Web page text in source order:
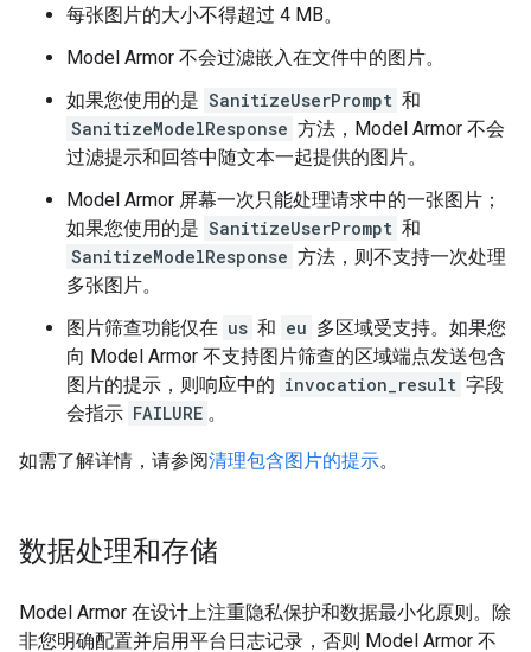
每张图片的大小不得超过 4 MB。
Model Armor 不会过滤嵌入在文件中的图片。
如果您使用的是 SanitizeUserPrompt 和
SanitizeModelResponse 方法，Model Armor 不会
过滤提示和回答中随文本一起提供的图片。
Model Armor 屏幕一次只能处理请求中的一张图片；
如果您使用的是 SanitizeUserPrompt 和
SanitizeModelResponse 方法，则不支持一次处理
多张图片。
图片筛查功能仅在 us 和 eu 多区域受支持。如果您
向 Model Armor 不支持图片筛查的区域端点发送包含
图片的提示，则响应中的 invocation_result 字段
会指示 FAILURE 。
如需了解详情，请参阅清理包含图片的提示。
数据处理和存储
Model Armor 在设计上注重隐私保护和数据最小化原则。除
非您明确配置并启用平台日志记录，否则 Model Armor 不